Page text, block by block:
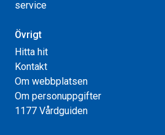
service
Övrigt
Hitta hit
Kontakt
Om webbplatsen
Om personuppgifter
1177 Vårdguiden